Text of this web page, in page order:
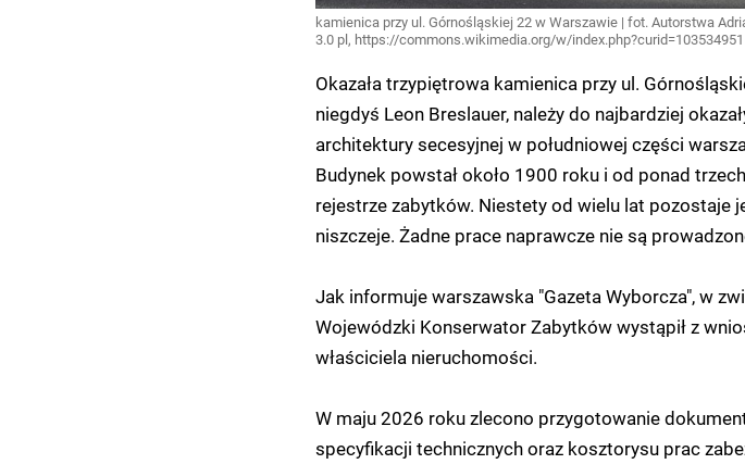
kamienica przy ul. Górnośląskiej 22 w Warszawie | fot. Autorstwa
3.0 pl, https://commons.wikimedia.org/w/index.php?curid=103534951
Okazała trzypiętrowa kamienica przy ul.
niegdyś Leon Breslauer, należy do najbardziej
architektury secesyjnej w południowej części
Budynek powstał około 1900 roku i od ponad
rejestrze zabytków. Niestety od wielu lat pozostaje
niszczeje. Żadne prace naprawcze nie są
Jak informuje warszawska "Gazeta Wyborcza", w
Wojewódzki Konserwator Zabytków wystąpił z
właściciela nieruchomości.
W maju 2026 roku zlecono przygotowanie
specyfikacji technicznych oraz kosztorysu prac